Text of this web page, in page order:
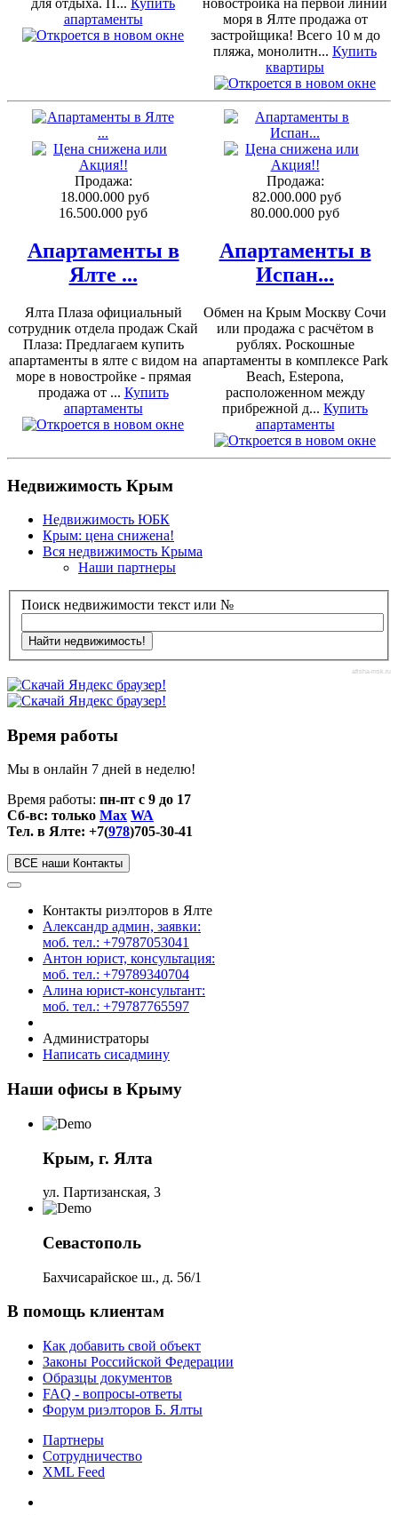
для отдыха. П... Купить
апартаменты
новостройка на первой линии
моря в Ялте продажа от
застройщика! Всего 10 м до
пляжа, монолитн... Купить
квартиры
Продажа:
18.000.000 руб
16.500.000 руб
Апартаменты в
Ялте ...
Ялта Плаза официальный
сотрудник отдела продаж Скай
Плаза: Предлагаем купить
апартаменты в ялте с видом на
море в новостройке - прямая
продажа от ... Купить
апартаменты
Продажа:
82.000.000 руб
80.000.000 руб
Апартаменты в
Испан...
Обмен на Крым Москву Сочи
или продажа с расчётом в
рублях. Роскошные
апартаменты в комплексе Park
Beach, Estepona,
расположенном между
прибрежной д... Купить
апартаменты
Недвижимость Крым
Недвижимость ЮБК
Крым: цена снижена!
Вся недвижимость Крыма
Наши партнеры
Поиск недвижимости текст или №
afisha-msk.ru
Время работы
Мы в онлайн 7 дней в неделю!
Время работы: пн-пт с 9 до 17
Сб-вс: только Max WA
Тел. в Ялте: +7(978)705-30-41
ВСЕ наши Контакты
Контакты риэлторов в Ялте
Александр админ, заявки:
моб. тел.: +79787053041
Антон юрист, консультация:
моб. тел.: +79789340704
Алина юрист-консультант:
моб. тел.: +79787765597
Администраторы
Написать сисадмину
Наши офисы в Крыму
Крым, г. Ялта
ул. Партизанская, 3
Севастополь
Бахчисарайское ш., д. 56/1
В помощь клиентам
Как добавить свой объект
Законы Российской Федерации
Образцы документов
FAQ - вопросы-ответы
Форум риэлторов Б. Ялты
Партнеры
Сотрудничество
XML Feed